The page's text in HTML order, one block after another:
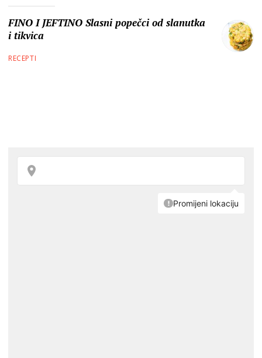
FINO I JEFTINO Slasni popečci od slanutka
i tikvica
RECEPTI